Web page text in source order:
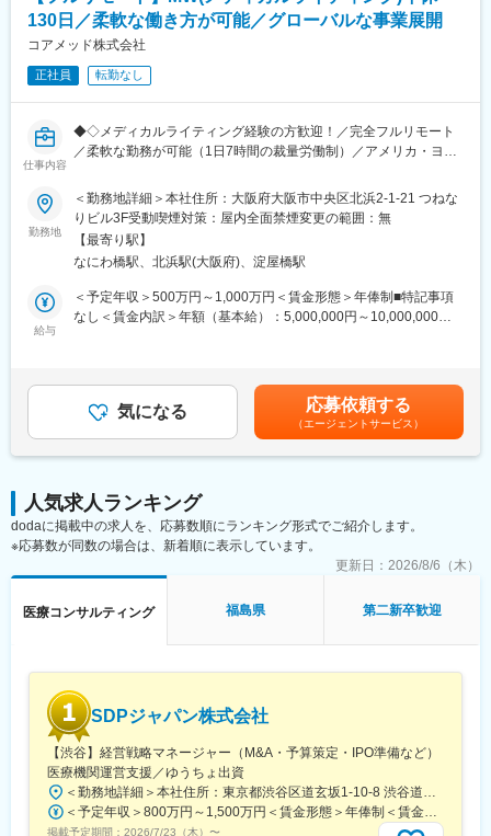
同社は、個人が最大限に能力を発揮できるよう働きやすい環境作
りに注力しております。男女問わず在宅勤務が可能です。また、
女性社員も多く、産休・育休取得実績も豊富で9割以上の復職率を
誇っており、長期就業が可能な環境・福利厚生が整っています。
・戦略立案から規制対応まで一貫して関わることで、臨床開発全
体を俯瞰した視点を身につけることが可能です。
■教育体制：
通常医薬品メーカー出身が会員である関西医薬協会に、当社は会
員として登録しています。業界関連のセミナーにも参加すること
ができ、メーカーと同じレベルの業界知識とマーケット感をアッ
プデートできる環境です。
◎完全在宅勤務のため、拠点（東京・大阪）の近くにお住まいで
なくてもご就業いただけます。
◎お昼休みの時間帯も自由なので、例えばお子様がおられる方の
場合、お子様の通院やご都合に合わせて業務時間を調整できま
（自分の業務が終わるよう業務管理を行う必要はありますが、裁
量の大きい働き方ができます）
※国内出張の頻度は1~3回/年です。（海外出張はほとんどありませ
ん。）
同社は、個人が最大限に能力を発揮できるよう働きやすい環境作
りに注力しております。男女問わず在宅勤務が可能です。また、
女性社員も多く、産休・育休取得実績も豊富で9割以上の復職率を
誇っており、長期就業が可能な環境・福利厚生が整っています。
130日／柔軟な働き方が可能／グローバルな事業展開
コアメッド株式会社
正社員 転勤なし
仕事内容
◆◇メディカルライティング経験の方歓迎！／完全フルリモート
／柔軟な勤務が可能（1日7時間の裁量労働制）／アメリカ・ヨー
ティング会社◆◇
■業務概要：
治験相談用資料や試験総括報告書、承認申請資料（CTDなど）の
作成を中心に、医薬品開発における各種ドキュメント作成業務
（英語・日本語）をお任せします。
・オーファンドラッグ指定申請資料
・日本を含む各国規制当局への治験実施計画届（IND等）および
・承認申請書（CTDを含む）
・試験総括報告書（CSR） など
ら分担して推進しています。
発全体を俯瞰できる経験を積むことができます。
通常医薬品メーカー出身が会員である関西医薬協会に、当社は会
員として登録しています。業界関連のセミナーにも参加すること
ができ、メーカーと同じレベルの業界知識とマーケット感をアッ
プデートできる環境です。
■働き方：
◎完全在宅勤務のため、拠点（東京・大阪）の近くにお住まいで
勤務地
＜勤務地詳細＞本社住所：大阪府大阪市中央区北浜2-1-21 つねな
りビル3F受動喫煙対策：屋内全面禁煙変更の範囲：無
【最寄り駅】
なにわ橋駅、北浜駅(大阪府)、淀屋橋駅
給与
＜予定年収＞500万円～1,000万円＜賃金形態＞年俸制■特記事項
なし＜賃金内訳＞年額（基本給）：5,000,000円～10,000,000円
安の金額であり、選考を通じて上下する可能性があります。月給
(月額)は固定手当を含めた表記です。
気になる 応募依頼する
（エージェントサービス）
人気求人ランキング
dodaに掲載中の求人を、応募数順にランキング形式でご紹介します。
※応募数が同数の場合は、新着順に表示しています。
更新日： 2026/8/6（木）
医療コンサルティング 福島県 第二新卒歓迎
SDPジャパン株式会社
【渋谷】経営戦略マネージャー（M&A・予算策定・IPO準備など）
医療機関運営支援／ゆうちょ出資
＜勤務地詳細＞本社住所：東京都渋谷区道玄坂1-10-8 渋谷道玄坂東急ビル6F受動喫煙対策：屋内全面禁煙変更の範囲：会社の定める事業所
＜予定年収＞800万円～1,500万円＜賃金形態＞年俸制＜賃金内訳＞年額（基本給）：8,000,000円～15,000,000円＜月額＞666,666円～1,250,000円（12分割）＜昇給有無＞有＜残業手当＞無賃金はあくまでも目安の金額であり、選考を通じて上下する可能性があります。月給(月額)は固定手当を含めた表記です。
掲載予定期間： 2026/7/23（木） 〜